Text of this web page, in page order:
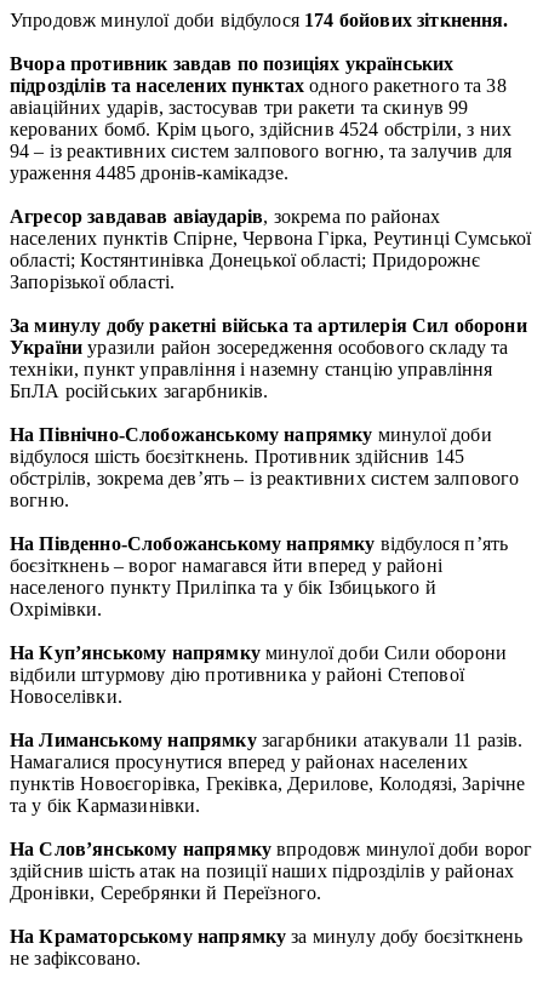
Упродовж минулої доби відбулося 174 бойових зіткнення.
Вчора противник завдав по позиціях українських
підрозділів та населених пунктах одного ракетного та 38
авіаційних ударів, застосував три ракети та скинув 99
керованих бомб. Крім цього, здійснив 4524 обстріли, з них
94 – із реактивних систем залпового вогню, та залучив для
ураження 4485 дронів-камікадзе.
Агресор завдавав авіаударів, зокрема по районах
населених пунктів Спірне, Червона Гірка, Реутинці Сумської
області; Костянтинівка Донецької області; Придорожнє
Запорізької області.
За минулу добу ракетні війська та артилерія Сил оборони
Україниуразили район зосередження особового складу та
техніки, пункт управління і наземну станцію управління
БпЛА російських загарбників.
На Північно-Слобожанському напрямку минулої доби
відбулося шість боєзіткнень. Противник здійснив 145
обстрілів, зокрема дев’ять – із реактивних систем залпового
вогню.
На Південно-Слобожанському напрямку відбулося п’ять
боєзіткнень – ворог намагався йти вперед у районі
населеного пункту Приліпка та у бік Ізбицького й
Охрімівки.
На Куп’янському напрямкуминулої доби Сили оборони
відбили штурмову дію противника у районі Степової
Новоселівки.
На Лиманському напрямку загарбники атакували 11 разів.
Намагалися просунутися вперед у районах населених
пунктів Новоєгорівка, Греківка, Дерилове, Колодязі, Зарічне
та у бік Кармазинівки.
На Слов’янському напрямку впродовж минулої доби ворог
здійснив шість атак на позиції наших підрозділів у районах
Дронівки, Серебрянки й Переїзного.
На Краматорському напрямку за минулу добу боєзіткнень
не зафіксовано.